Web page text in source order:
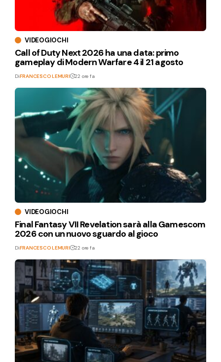
VIDEOGIOCHI
Call of Duty Next 2026 ha una data: primo
gameplay di Modern Warfare 4 il 21 agosto
DiFRANCESCO LEMURI 22 ore fa
VIDEOGIOCHI
Final Fantasy VII Revelation sarà alla Gamescom
2026 con un nuovo sguardo al gioco
DiFRANCESCO LEMURI 22 ore fa